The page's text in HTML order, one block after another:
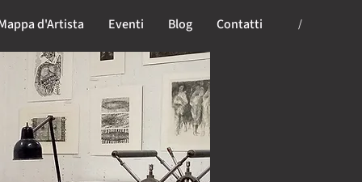
d'Artista Eventi Blog Contatti /